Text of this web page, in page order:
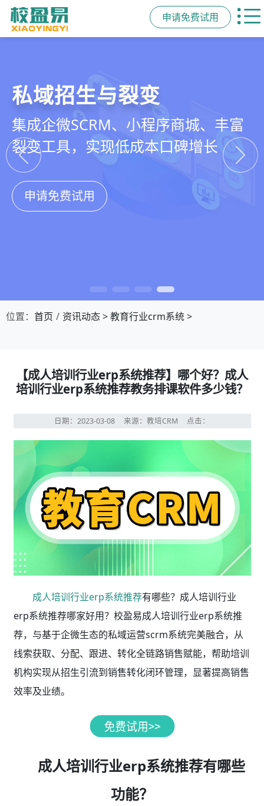
申请免费试用
教培行业CRM
以学员为中心，打通从引流、转化、
教学到复购转介绍的全生命周期增长
引擎
申请免费试用
智能销售漏斗
线索自动分配、标准化跟单、试听转
化分析，打造高绩效招生团队
申请免费试用
精细化客户运营
360°学员画像、自动化服务流程、智
能续费预警，深度挖掘学员长期价值
申请免费试用
私域招生与裂变
集成企微SCRM、小程序商城、丰富
裂变工具，实现低成本口碑增长
申请免费试用
位置： 首页 资讯动态>教育行业crm系统>
【成人培训行业erp系统推荐】哪个好？成人
培训行业erp系统推荐教务排课软件多少钱？
日期：2023-03-08 来源：教培CRM 点击：
成人培训行业erp系统推荐有哪些？成人培训行业
erp系统推荐哪家好用？校盈易成人培训行业erp系统推
荐，与基于企微生态的私域运营scrm系统完美融合，从
线索获取、分配、跟进、转化全链路销售赋能，帮助培训
机构实现从招生引流到销售转化闭环管理，显著提高销售
效率及业绩。
成人培训行业erp系统推荐有哪些
功能？